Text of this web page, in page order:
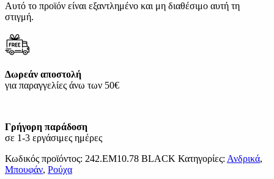
Αυτό το προϊόν είναι εξαντλημένο και μη διαθέσιμο αυτή τη
στιγμή.
Δωρεάν αποστολή
για παραγγελίες άνω των 50€
Γρήγορη παράδοση
σε 1-3 εργάσιμες ημέρες
Κωδικός προϊόντος: 242.EM10.78 BLACK Κατηγορίες: Ανδρικά,
Μπουφάν, Ρούχα